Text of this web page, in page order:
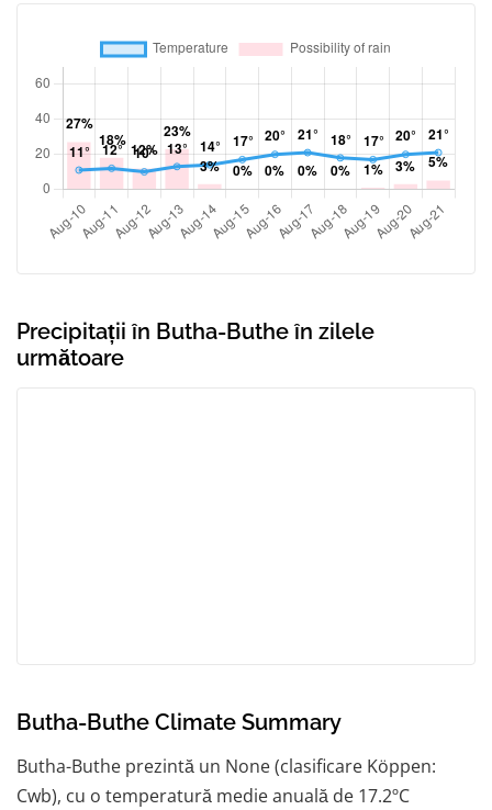
Precipitații în Butha-Buthe în zilele
următoare
Butha-Buthe Climate Summary
Butha-Buthe prezintă un None (clasificare Köppen:
Cwb), cu o temperatură medie anuală de 17.2ºC